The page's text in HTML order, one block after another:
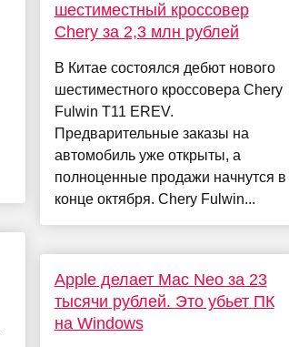
шестиместный кроссовер
Chery за 2,3 млн рублей
В Китае состоялся дебют нового
шестиместного кроссовера Chery
Fulwin T11 EREV.
Предварительные заказы на
автомобиль уже открыты, а
полноценные продажи начнутся в
конце октября. Chery Fulwin...
Apple делает Mac Neo за 23
тысячи рублей. Это убьет ПК
на Windows